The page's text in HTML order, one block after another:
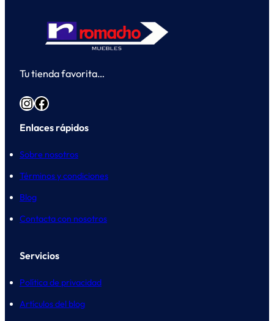
Tu tienda favorita…
InstagramFacebook
Enlaces rápidos
Sobre nosotros
Términos y condiciones
Blog
Contacta con nosotros
Servicios
Política de privacidad
Artículos del blog